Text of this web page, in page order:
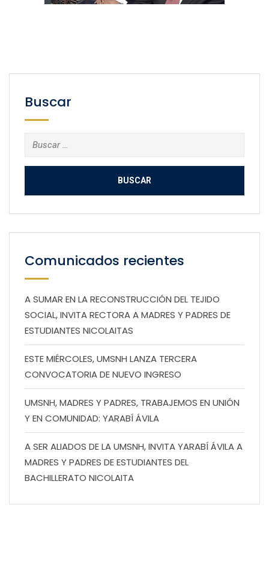
Buscar
Buscar:
Comunicados recientes
A SUMAR EN LA RECONSTRUCCIÓN DEL TEJIDO
SOCIAL, INVITA RECTORA A MADRES Y PADRES DE
ESTUDIANTES NICOLAITAS
ESTE MIÉRCOLES, UMSNH LANZA TERCERA
CONVOCATORIA DE NUEVO INGRESO
UMSNH, MADRES Y PADRES, TRABAJEMOS EN UNIÓN
Y EN COMUNIDAD: YARABÍ ÁVILA
A SER ALIADOS DE LA UMSNH, INVITA YARABÍ ÁVILA A
MADRES Y PADRES DE ESTUDIANTES DEL
BACHILLERATO NICOLAITA